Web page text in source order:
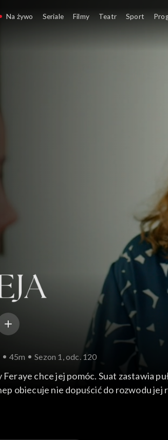
45m Sezon 1, odc. 120
chce jej pomóc. Suat zastawia
obiecuje nie dopuścić do rozwodu jej
Na żywo Seriale Filmy Teatr Sport